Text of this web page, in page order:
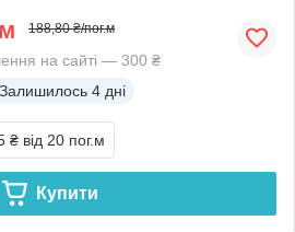
188,80 ₴/пог.м
на сайті — 300 ₴
Залишилось 4 дні
₴ від 20 пог.м
Купити